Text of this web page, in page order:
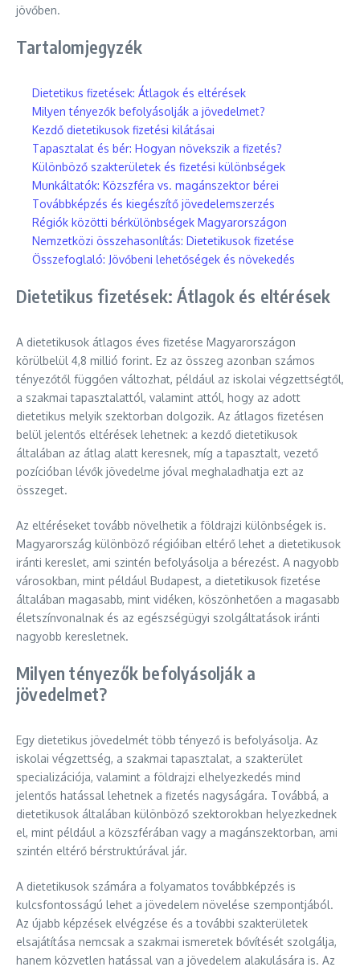
jövőben.
Tartalomjegyzék
Dietetikus fizetések: Átlagok és eltérések
Milyen tényezők befolyásolják a jövedelmet?
Kezdő dietetikusok fizetési kilátásai
Tapasztalat és bér: Hogyan növekszik a fizetés?
Különböző szakterületek és fizetési különbségek
Munkáltatók: Közszféra vs. magánszektor bérei
Továbbképzés és kiegészítő jövedelemszerzés
Régiók közötti bérkülönbségek Magyarországon
Nemzetközi összehasonlítás: Dietetikusok fizetése
Összefoglaló: Jövőbeni lehetőségek és növekedés
Dietetikus fizetések: Átlagok és eltérések
A dietetikusok átlagos éves fizetése Magyarországon
körülbelül 4,8 millió forint. Ez az összeg azonban számos
tényezőtől függően változhat, például az iskolai végzettségtől,
a szakmai tapasztalattól, valamint attól, hogy az adott
dietetikus melyik szektorban dolgozik. Az átlagos fizetésen
belül jelentős eltérések lehetnek: a kezdő dietetikusok
általában az átlag alatt keresnek, míg a tapasztalt, vezető
pozícióban lévők jövedelme jóval meghaladhatja ezt az
összeget.
Az eltéréseket tovább növelhetik a földrajzi különbségek is.
Magyarország különböző régióiban eltérő lehet a dietetikusok
iránti kereslet, ami szintén befolyásolja a bérezést. A nagyobb
városokban, mint például Budapest, a dietetikusok fizetése
általában magasabb, mint vidéken, köszönhetően a magasabb
életszínvonalnak és az egészségügyi szolgáltatások iránti
nagyobb keresletnek.
Milyen tényezők befolyásolják a
jövedelmet?
Egy dietetikus jövedelmét több tényező is befolyásolja. Az
iskolai végzettség, a szakmai tapasztalat, a szakterület
specializációja, valamint a földrajzi elhelyezkedés mind
jelentős hatással lehetnek a fizetés nagyságára. Továbbá, a
dietetikusok általában különböző szektorokban helyezkednek
el, mint például a közszférában vagy a magánszektorban, ami
szintén eltérő bérstruktúrával jár.
A dietetikusok számára a folyamatos továbbképzés is
kulcsfontosságú lehet a jövedelem növelése szempontjából.
Az újabb képzések elvégzése és a további szakterületek
elsajátítása nemcsak a szakmai ismeretek bővítését szolgálja,
hanem közvetlen hatással van a jövedelem alakulására is. Az